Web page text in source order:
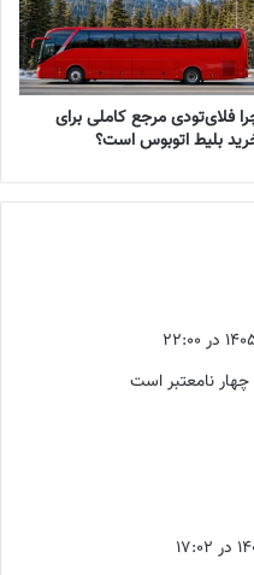
فلای‌تودی مرجع کاملی برای
بلیط اتوبوس است؟
نامعتبر است